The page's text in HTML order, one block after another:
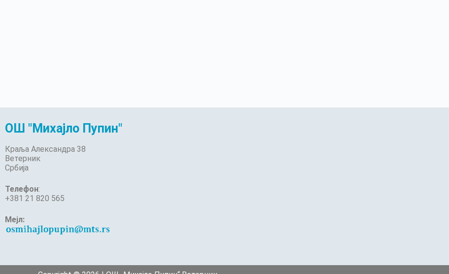
ОШ "Михајло Пупин"
Краља Александра 38
Ветерник
Србија
Телефон:
+381 21 820 565
Мејл: